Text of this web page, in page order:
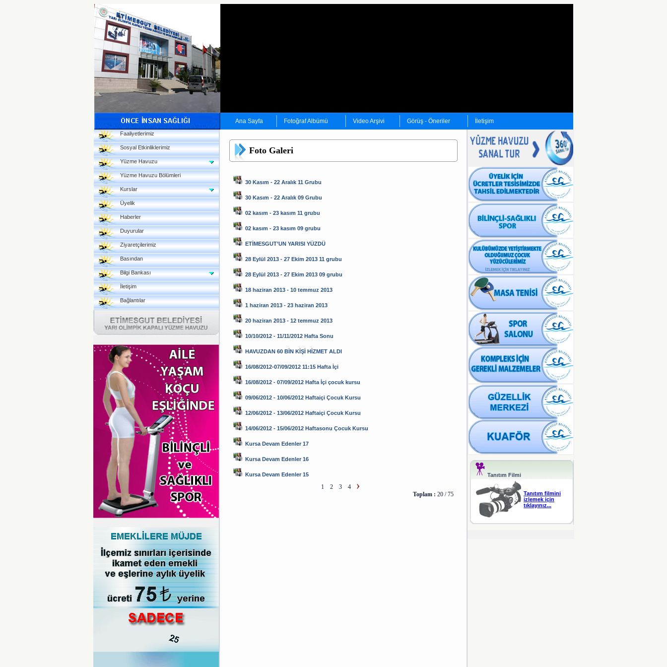
Ana Sayfa Fotoğraf Albümü Video Arşivi Görüş - Öneriler İletişim
Faaliyetlerimiz
Sosyal Etkinliklerimiz
Yüzme Havuzu
Yüzme Havuzu Bölümleri
Kurslar
Üyelik
Haberler
Duyurular
Ziyaretçilerimiz
Basından
Bilgi Bankası
İletişim
Bağlantılar
Foto Galeri
30 Kasım - 22 Aralık 11 Grubu
30 Kasım - 22 Aralık 09 Grubu
02 kasım - 23 kasım 11 grubu
02 kasım - 23 kasım 09 grubu
ETİMESGUT’UN YARISI YÜZDÜ
28 Eylül 2013 - 27 Ekim 2013 11 grubu
28 Eylül 2013 - 27 Ekim 2013 09 grubu
18 haziran 2013 - 10 temmuz 2013
1 haziran 2013 - 23 haziran 2013
20 haziran 2013 - 12 temmuz 2013
10/10/2012 - 11/11/2012 Hafta Sonu
HAVUZDAN 60 BİN KİŞİ HİZMET ALDI
16/08/2012-07/09/2012 11:15 Hafta İçi
16/08/2012 - 07/09/2012 Hafta İçi çocuk kursu
09/06/2012 - 10/06/2012 Haftaiçi Çocuk Kursu
12/06/2012 - 13/06/2012 Haftaiçi Çocuk Kursu
14/06/2012 - 15/06/2012 Haftasonu Çocuk Kursu
Kursa Devam Edenler 17
Kursa Devam Edenler 16
Kursa Devam Edenler 15
1 2 3
4
Toplam : 20 / 75
Tanıtım Filmi
Tanıtım filmini
izlemek için
tıklayınız...